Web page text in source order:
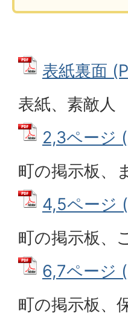
表紙裏面
表紙、素敵人
2,3ページ
町の掲示板、
4,5ページ
町の掲示板、
6,7ページ
町の掲示板、